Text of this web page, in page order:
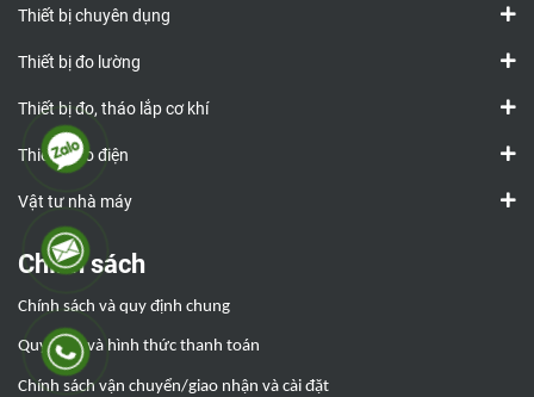
Thiết bị chuyên dụng
Thiết bị đo lường
Thiết bị đo, tháo lắp cơ khí
Thiết bị đo điện
Vật tư nhà máy
Chính sách
Chính sách và quy định chung
Quy định và hình thức thanh toán
Chính sách vận chuyển/giao nhận và cài đặt